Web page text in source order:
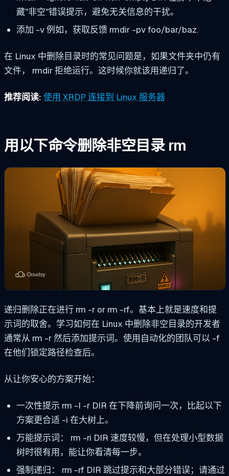
藏"非空"错误提示，避免无关信息的干扰。
添加 -v例如，获取反馈 rmdir -pv foo/bar/baz.
在 Linux 中删除目录时的常见问题是，如果文件夹中仍有
文件， rmdir拒绝运行。这时候你就该用递归了。
推荐阅读: 使用 XRDP 连接到 Linux 服务器
用以下命令删除非空目录 rm
递归删除正在进行 rm -r or rm -rf。基本上就是速度和提
示词的取舍。学习如何在 Linux 中删除非空目录的开发者
通常从 rm -r然后添加提示词。使用自动化的团队可以 -f
在他们锁定路径检查后。
从让你安心的方案开始：
一次性提示 rm -I -r DIR 在下降前询问一次，比起以下
方案更合适 -i 在大树上。
万能提示词： rm -ri DIR 速度较慢，但在处理小型数据
树时很有用，能让你看清每一步。
强制递归： rm -rf DIR 跳过提示和大部分错误；请通过